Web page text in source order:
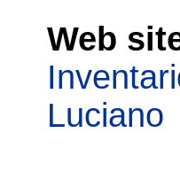
Web
Luciano